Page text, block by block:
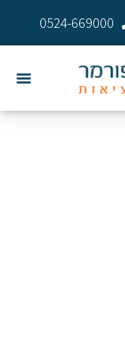
0524-669000